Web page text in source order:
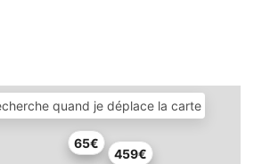
459€
65€
quand je déplace la carte